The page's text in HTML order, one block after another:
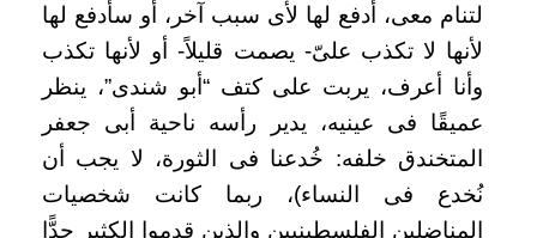
لتنام معى، أدفع لها لأى سبب آخر، أو سأدفع لها
لأنها لا تكذب علىّ- يصمت قليلاً- أو لأنها تكذب
وأنا أعرف، يربت على كتف “أبو شندى”، ينظر
عميقًا فى عينيه، يدير رأسه ناحية أبى جعفر
المتخندق خلفه: خُدعنا فى الثورة، لا يجب أن
نُخدع فى النساء)، ربما كانت شخصيات
المناضلين الفلسطينيين والذين قدموا الكثير جدًّا